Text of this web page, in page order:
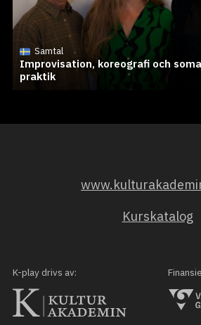
Samtal
Improvisation, koreografi och
praktik
Kurskatalog
K-play drivs av: